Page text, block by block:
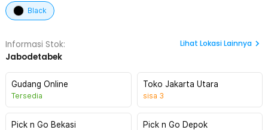
Black
Informasi Stok:
Jabodetabek
Lihat Lokasi Lainnya
Gudang Online
Tersedia
Toko Jakarta Utara
sisa 3
Pick n Go Bekasi Pick n Go Depok